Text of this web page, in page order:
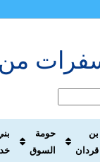
بن
قردان
حومة
السوق